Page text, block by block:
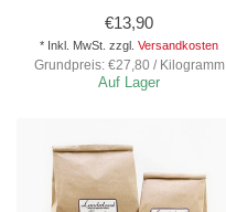
€13,90
* Inkl. MwSt. zzgl. Versandkosten
Grundpreis: €27,80 / Kilogramm
Auf Lager